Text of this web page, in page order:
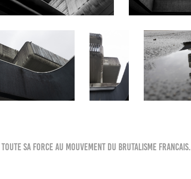
toute sa force au mouvement du brutalisme francais.